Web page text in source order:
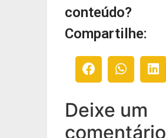
conteúdo?
Compartilhe:
Deixe um
comentário